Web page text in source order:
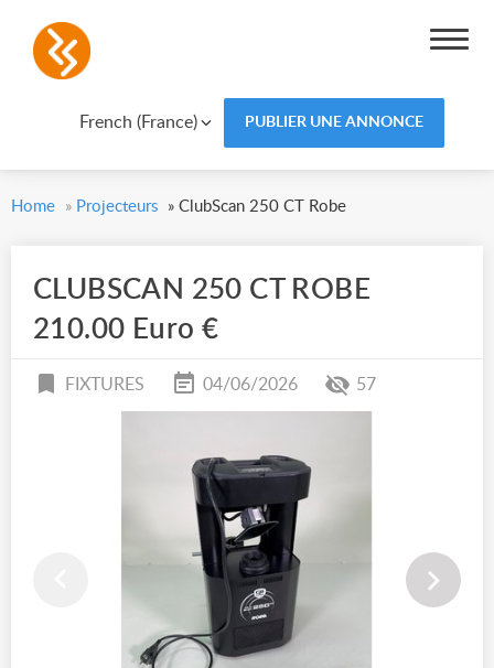
French (France) PUBLIER UNE ANNONCE
Home » Projecteurs » ClubScan 250 CT Robe
CLUBSCAN 250 CT ROBE
210.00 Euro €
FIXTURES 04/06/2026 57